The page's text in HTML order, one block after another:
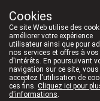
Aujourd'hui A
Cookies
Ce site Web utilise des
améliorer votre expérience
utilisateur ainsi que pour
nos services et offres à vos
d'intérêts. En poursuivant
navigation sur ce site, vous
acceptez l'utilisation de
ces fins. Cliquez ici pour
d'informations.